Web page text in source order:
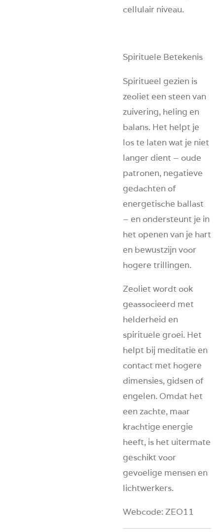
cellulair niveau.
Spirituele Betekenis
Spiritueel gezien is
zeoliet een steen van
zuivering, heling en
balans. Het helpt je
los te laten wat je niet
langer dient – oude
patronen, negatieve
gedachten of
energetische ballast
– en ondersteunt je in
het openen van je hart
en bewustzijn voor
hogere trillingen.
Zeoliet wordt ook
geassocieerd met
helderheid en
spirituele groei. Het
helpt bij meditatie en
contact met hogere
dimensies, gidsen of
engelen. Omdat het
een zachte, maar
krachtige energie
heeft, is het uitermate
geschikt voor
gevoelige mensen en
lichtwerkers.
Webcode: ZEO11